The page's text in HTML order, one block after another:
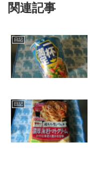
関連記事
日記
日記